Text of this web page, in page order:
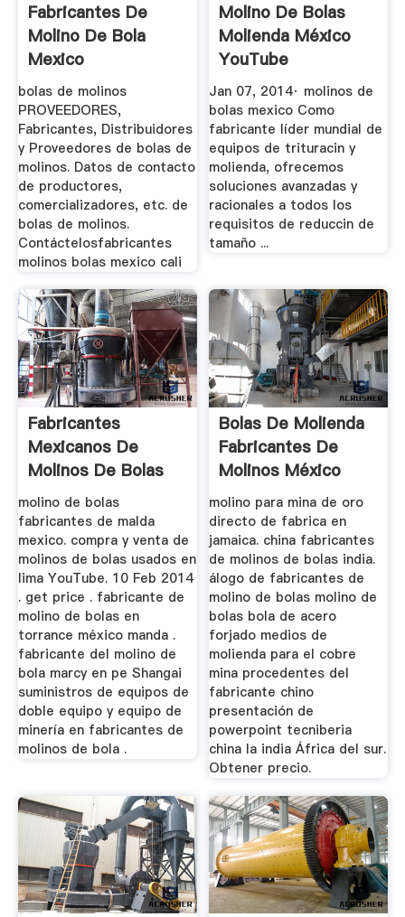
Fabricantes De
Molino De Bola
Mexico
bolas de molinos
PROVEEDORES,
Fabricantes, Distribuidores
y Proveedores de bolas de
molinos. Datos de contacto
de productores,
comercializadores, etc. de
bolas de molinos.
Contáctelosfabricantes
molinos bolas mexico cali
Molino De Bolas
Molienda México
YouTube
Jan 07, 2014· molinos de
bolas mexico Como
fabricante líder mundial de
equipos de trituracin y
molienda, ofrecemos
soluciones avanzadas y
racionales a todos los
requisitos de reduccin de
tamaño ...
Fabricantes
Mexicanos De
Molinos De Bolas
molino de bolas
fabricantes de malda
mexico. compra y venta de
molinos de bolas usados en
lima YouTube. 10 Feb 2014
. get price . fabricante de
molino de bolas en
torrance méxico manda .
fabricante del molino de
bola marcy en pe Shangai
suministros de equipos de
doble equipo y equipo de
minería en fabricantes de
molinos de bola .
Bolas De Molienda
Fabricantes De
Molinos México
molino para mina de oro
directo de fabrica en
jamaica. china fabricantes
de molinos de bolas india.
álogo de fabricantes de
molino de bolas molino de
bolas bola de acero
forjado medios de
molienda para el cobre
mina procedentes del
fabricante chino
presentación de
powerpoint tecniberia
china la india África del sur.
Obtener precio.